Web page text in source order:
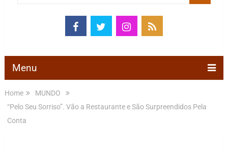
Menu
Home
MUNDO
“Pelo Seu Sorriso”. Vão a Restaurante e São Surpreendidos Pela
Conta